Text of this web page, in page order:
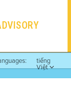
tiếng
Việt